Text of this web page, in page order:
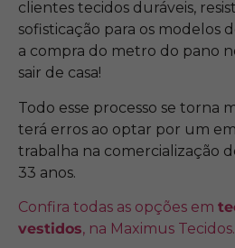
clientes tecidos duráveis,
sofisticação para os modelos
a compra do metro do pano
sair de casa!
Todo esse processo se torna
terá erros ao optar por um
trabalha na comercialização
33 anos.
Confira todas as opções em
vestidos, na Maximus Tecidos.